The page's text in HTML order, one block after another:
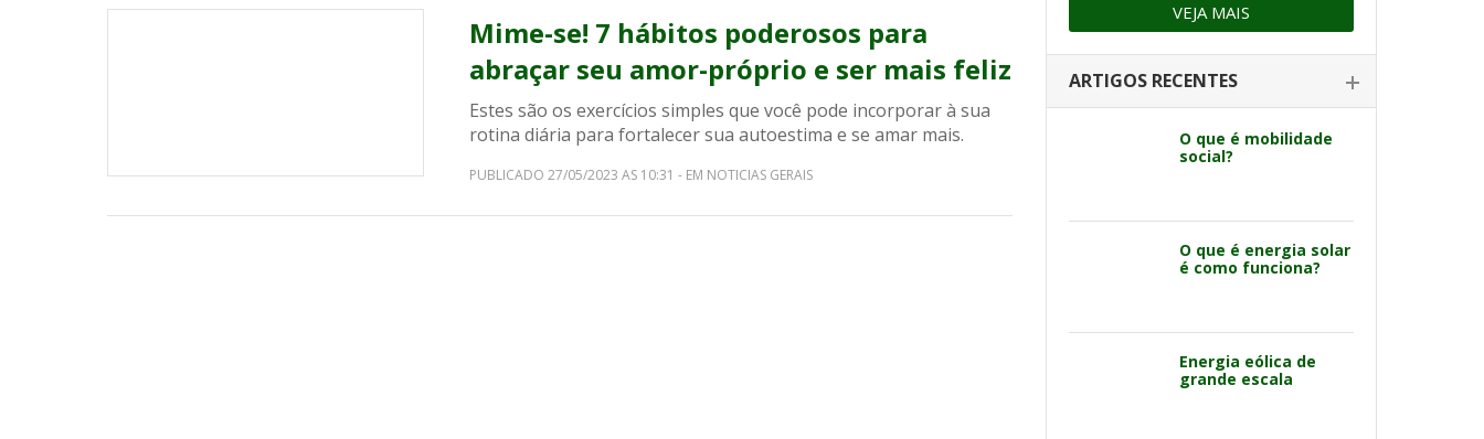
Mime-se! 7 hábitos poderosos para
abraçar seu amor-próprio e ser mais feliz
Estes são os exercícios simples que você pode incorporar à sua
rotina diária para fortalecer sua autoestima e se amar mais.
PUBLICADO 27/05/2023 AS 10:31 - EM NOTICIAS GERAIS
VEJA MAIS
ARTIGOS RECENTES
O que é mobilidade
social?
O que é energia solar
é como funciona?
Energia eólica de
grande escala